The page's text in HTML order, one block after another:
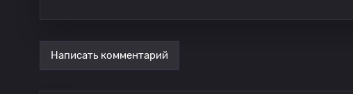
Написать комментарий